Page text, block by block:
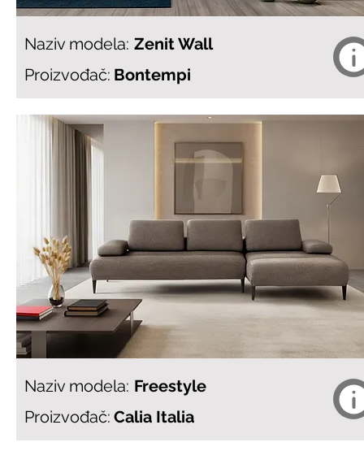
Naziv modela: Zenit Wall
Proizvođač: Bontempi
Naziv modela: Freestyle
Proizvođač: Calia Italia